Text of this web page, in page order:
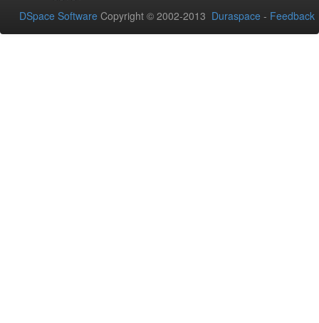
DSpace Software Copyright © 2002-2013 Duraspace - Feedback